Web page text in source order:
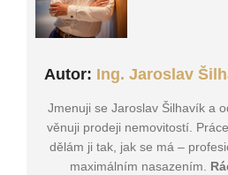
Autor: Ing. Jaroslav
Jmenuji se Jaroslav Šilhavík a
věnuji prodeji nemovitostí.
dělám ji tak, jak se má –
maximálním nasazením.